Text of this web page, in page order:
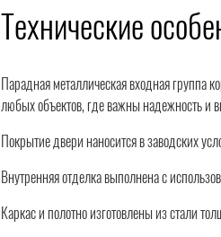
Технические
Парадная металлическая входная группа
любых объектов, где важны надежность и
Покрытие двери наносится в заводских
Внутренняя отделка выполнена с
Каркас и полотно изготовлены из стали